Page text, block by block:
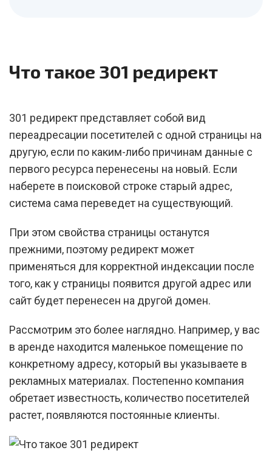
Что такое 301 редирект
301 редирект представляет собой вид
переадресации посетителей с одной страницы на
другую, если по каким-либо причинам данные с
первого ресурса перенесены на новый. Если
наберете в поисковой строке старый адрес,
система сама переведет на существующий.
При этом свойства страницы останутся
прежними, поэтому редирект может
применяться для корректной индексации после
того, как у страницы появится другой адрес или
сайт будет перенесен на другой домен.
Рассмотрим это более наглядно. Например, у вас
в аренде находится маленькое помещение по
конкретному адресу, который вы указываете в
рекламных материалах. Постепенно компания
обретает известность, количество посетителей
растет, появляются постоянные клиенты.